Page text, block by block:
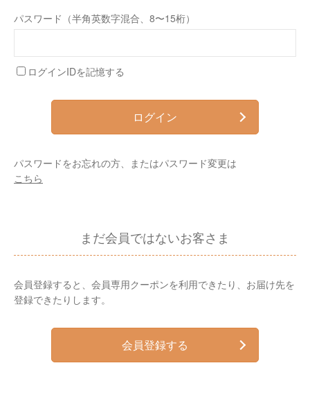
パスワード（半角英数字混合、8〜15桁）
ログインIDを記憶する
ログイン
パスワードをお忘れの方、またはパスワード変更は
こちら
まだ会員ではないお客さま
会員登録すると、会員専用クーポンを利用できたり、お届け先を
登録できたりします。
会員登録する